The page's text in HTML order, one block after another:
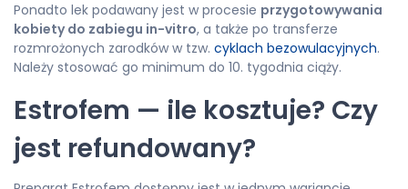
Ponadto lek podawany jest w procesie przygotowywania
kobiety do zabiegu in-vitro, a także po transferze
rozmrożonych zarodków w tzw. cyklach bezowulacyjnych.
Należy stosować go minimum do 10. tygodnia ciąży.
Estrofem — ile kosztuje? Czy
jest refundowany?